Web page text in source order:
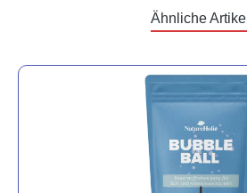
Ähnliche Artikel